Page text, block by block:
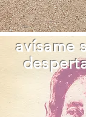
avísame